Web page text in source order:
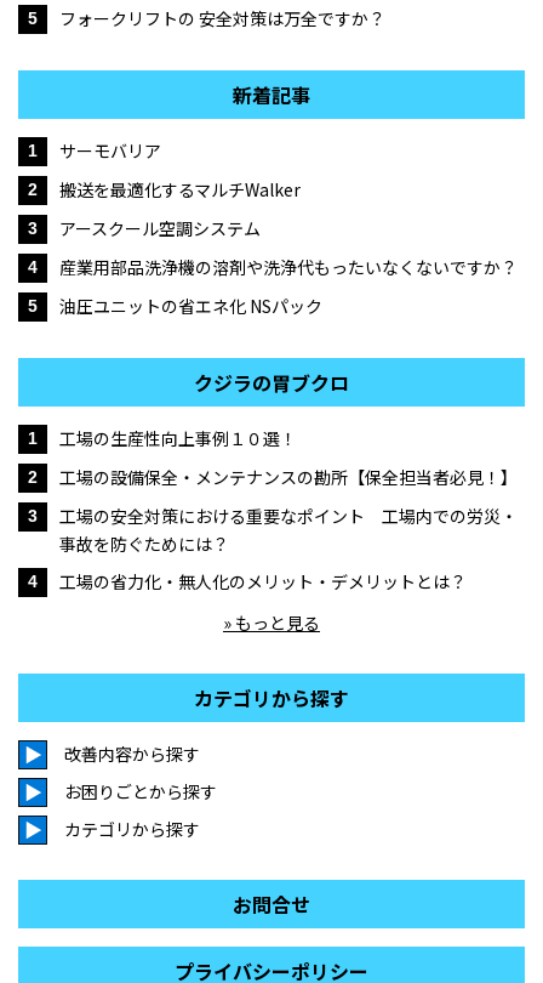
5 フォークリフトの 安全対策は万全ですか？
新着記事
1 サーモバリア
2 搬送を最適化するマルチWalker
3 アースクール空調システム
4 産業用部品洗浄機の溶剤や洗浄代もったいなくないですか？
5 油圧ユニットの省エネ化 NSパック
クジラの胃ブクロ
1 工場の生産性向上事例１０選！
2 工場の設備保全・メンテナンスの勘所【保全担当者必見！】
3
工場の安全対策における重要なポイント 工場内での労災・
事故を防ぐためには？
4
工場の省力化・無人化のメリット・デメリットとは？
» もっと見る
カテゴリから探す
改善内容から探す
お困りごとから探す
カテゴリから探す
お問合せ
プライバシーポリシー